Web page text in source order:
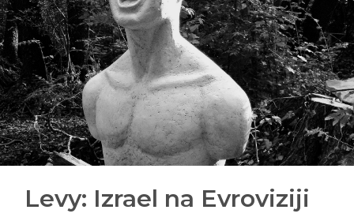
Levy: Izrael na Evroviziji